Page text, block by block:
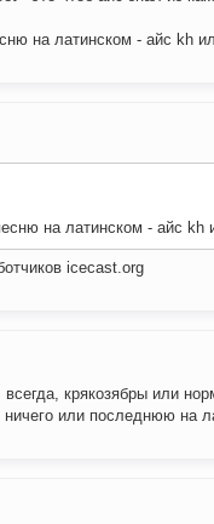
на латинском - айс kh
на латинском - айс kh
icecast.org
крякозябры или
ничего или последнюю на